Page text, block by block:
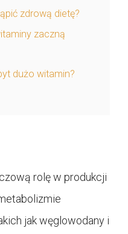
zdrową dietę?
zaczną
dużo witamin?
rolę w produkcji
jak węglowodany i